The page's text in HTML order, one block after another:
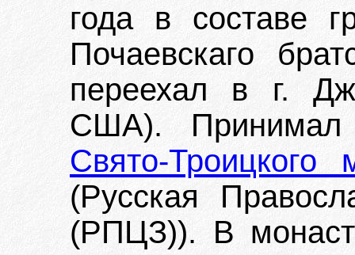
года в составе
Почаевскаго
переехал в г.
США). Принимал
Свято-
(Русская
(РПЦЗ)). В